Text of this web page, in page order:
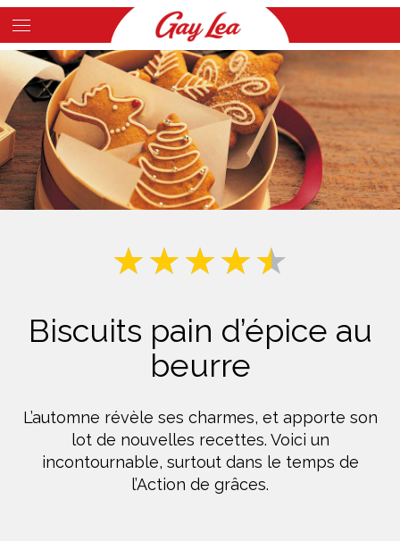
Skip
to
main
content
Main
Content
Biscuits pain d’épice au
beurre
L’automne révèle ses charmes, et apporte son
lot de nouvelles recettes. Voici un
incontournable, surtout dans le temps de
l’Action de grâces.